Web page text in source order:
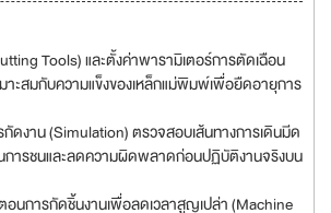
Tools) และตั้งค่าพารามิเตอร์การตัดเฉือน
าะสมกับความแข็งของเหล็กแม่พิมพ์เพื่อยืดอายุการ
ดงาน (Simulation) ตรวจสอบเส้นทางการเดินมีด
การชนและลดความผิดพลาดก่อนปฏิบัติงานจริงบน
นการกัดชิ้นงานเพื่อลดเวลาสูญเปล่า (Machine